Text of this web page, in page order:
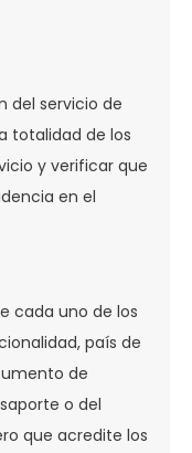
del servicio de
totalidad de los
y verificar que
en el
cada uno de los
país de
de
o del
que acredite los